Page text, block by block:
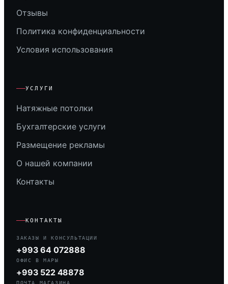
Отзывы
Политика конфиденциальности
Условия использования
УСЛУГИ
Натяжные потолки
Бухгалтерские услуги
Размещение рекламы
О нашей компании
Контакты
КОНТАКТЫ
ЗАКАЗЫ И КОНСУЛЬТАЦИИ
+993 64 072888
ОФИС В МАРЫ
+993 522 48878